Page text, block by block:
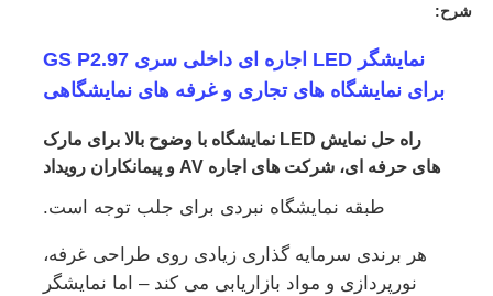
شرح:
نمایشگر LED اجاره ای داخلی سری GS P2.97
برای نمایشگاه های تجاری و غرفه های نمایشگاهی
راه حل نمایش LED نمایشگاه با وضوح بالا برای مارک
های حرفه ای، شرکت های اجاره AV و پیمانکاران رویداد
طبقه نمایشگاه نبردی برای جلب توجه است.
هر برندی سرمایه گذاری زیادی روی طراحی غرفه،
نورپردازی و مواد بازاریابی می کند – اما نمایشگر